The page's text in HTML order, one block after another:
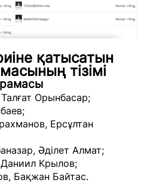
қатысатын
тізімі
Орынбасар;
Ерсұлтан
Әділет Алмат;
Крылов;
Бақжан Байтас.